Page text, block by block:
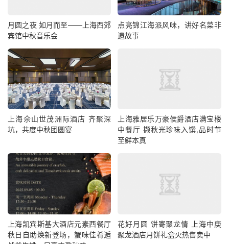
月圆之夜 如月而至——上海西郊
宾馆中秋音乐会
点亮锦江海派风味，讲好名菜非
遗故事
上海佘山世茂洲际酒店 齐聚深
坑，共度中秋团圆宴
上海雅居乐万豪侯爵酒店满宝楼
中餐厅 撷秋光珍味入馔,品时节
至鲜本真
上海凯宾斯基大酒店元素西餐厅
秋日自助焕新登场，蟹味佳肴逅
花好月圆 饼寄聚龙情 上海中庚
聚龙酒店月饼礼盒火热售卖中